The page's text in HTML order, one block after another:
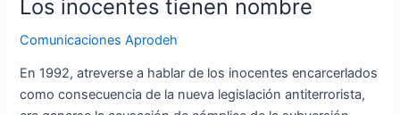
Los inocentes tienen nombre
Comunicaciones Aprodeh
En 1992, atreverse a hablar de los inocentes encarcerlados
como consecuencia de la nueva legislación antiterrorista,